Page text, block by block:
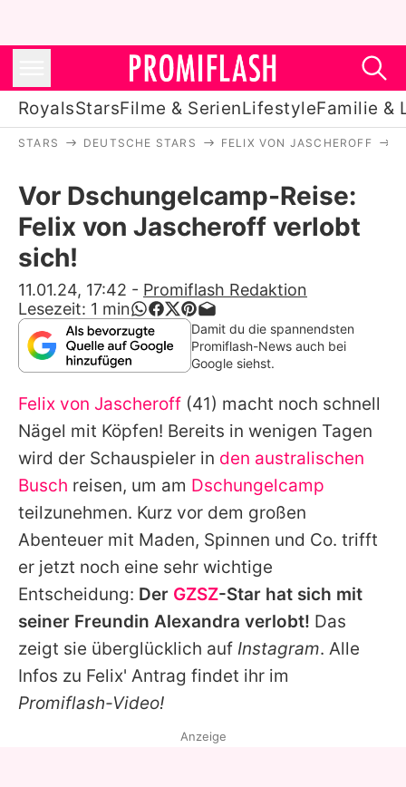
RoyalsStarsFilme & SerienLifestyleFamilie &
Stars
Filme & Serien
Lifestyle
Familie & Liebe
Promiflash Exklusiv
Alle Themen auf Promiflash
Jobs
App runterladen
Team
Redaktionelle Richtlinien
Impressum
Datenschutzerklärung
Nutzungsbedingungen
Utiq verwalten
STARS DEUTSCHE STARS FELIX VON JASCHEROFF
Vor Dschungelcamp-Reise:
Felix von Jascheroff verlobt
sich!
11.01.24, 17:42 - Promiflash Redaktion
Lesezeit: 1 min
Damit du die spannendsten
Promiflash-News auch bei
Google siehst.
Felix von Jascheroff (41) macht noch schnell
Nägel mit Köpfen! Bereits in wenigen Tagen
wird der Schauspieler in den australischen
Busch reisen, um am Dschungelcamp
teilzunehmen. Kurz vor dem großen
Abenteuer mit Maden, Spinnen und Co. trifft
er jetzt noch eine sehr wichtige
Entscheidung: Der GZSZ-Star hat sich mit
seiner Freundin Alexandra verlobt! Das
zeigt sie überglücklich auf Instagram. Alle
Infos zu Felix' Antrag findet ihr im
Promiflash-Video!
Anzeige